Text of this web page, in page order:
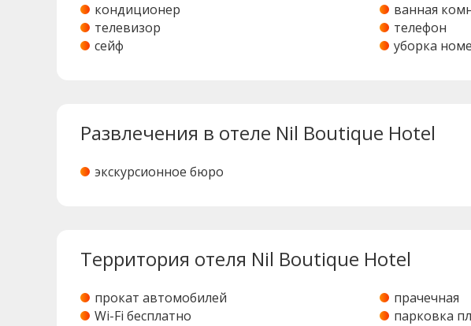
кондиционер ванная
телевизор
телефон
сейф
уборка
Развлечения в отеле Nil Boutique Hotel
экскурсионное бюро
Территория отеля Nil Boutique Hotel
прокат автомобилей прачечная
Wi-Fi бесплатно
парковка